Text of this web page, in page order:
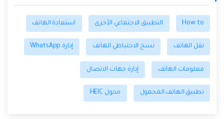
How to التطبيق الاجتماعي الأخرى استعادة الهاتف
نقل الهاتف نسخ الاحتياطي الهاتف إدارة WhatsApp
معلومات الهاتف إدارة جهات الاتصال
تطبيق الهاتف المحمول محول HEIC